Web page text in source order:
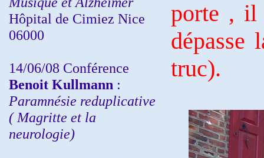
Hôpital de Cimiez Nice
06000
14/06/08 Conférence
Benoit Kullmann :
Paramnésie reduplicative
( Magritte et la
neurologie)
porte , il
dépasse
truc).